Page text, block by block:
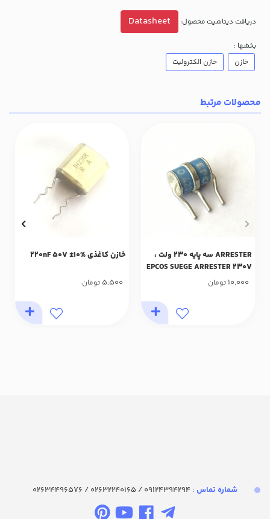
دریافت دیتاشیت محصول: Datasheet
بخشها :
خازن
خازن الکترولیت
محصولات مرتبط
ARRESTER سه پایه 230 ولت ،
EPCOS SUEGE ARRESTER 230V
3PIN
10,000 تومان
خازن کاغذی 220nF 50V ±10%
5,500 تومان
شماره تماس‌ : 09124394294 / 02632240165 / 02634496576